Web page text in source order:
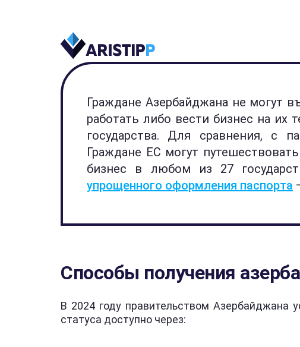
Граждане Азербайджана не могут
работать либо вести бизнес на их
государства. Для сравнения, с
Граждане ЕС могут
бизнес в любом из 27
упрощенного оформления паспорта
Способы получения
В 2024 году правительством Азербайджана
статуса доступно через: